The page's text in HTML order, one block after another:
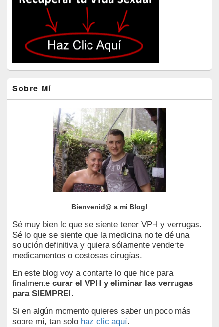
Sobre Mí
Bienvenid@ a mi Blog!
Sé muy bien lo que se siente tener VPH y verrugas.
Sé lo que se siente que la medicina no te dé una
solución definitiva y quiera sólamente venderte
medicamentos o costosas cirugías.
En este blog voy a contarte lo que hice para
finalmente curar el VPH y eliminar las verrugas
para SIEMPRE!.
Si en algún momento quieres saber un poco más
sobre mí, tan solo haz clic aquí.